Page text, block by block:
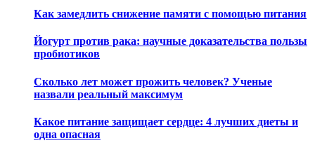
Как замедлить снижение памяти с помощью питания
Йогурт против рака: научные доказательства пользы
пробиотиков
Сколько лет может прожить человек? Ученые
назвали реальный максимум
Какое питание защищает сердце: 4 лучших диеты и
одна опасная